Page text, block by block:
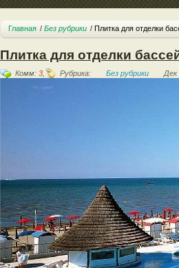
Главная Без рубрики Плитка для отделки
Плитка для отделки
Комм: 3, Рубрика: Без рубрики Дек